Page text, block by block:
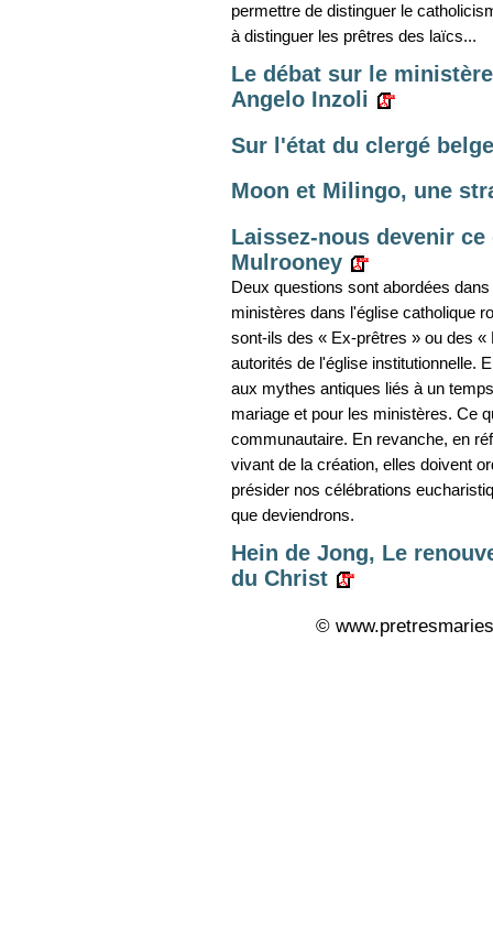
permettre de distinguer le
à distinguer les prêtres des laïcs...
Le débat sur le
Angelo Inzoli
Sur l'état du clergé
Moon et Milingo, une
Laissez-nous devenir
Mulrooney
Deux questions sont abordées
ministères dans l'église catholique
sont-ils des « Ex-prêtres » ou des «
autorités de l'église institutionnelle.
aux mythes antiques liés à un
mariage et pour les ministères. Ce
communautaire. En revanche, en
vivant de la création, elles doivent
présider nos célébrations
que deviendrons.
Hein de Jong, Le
du Christ
©